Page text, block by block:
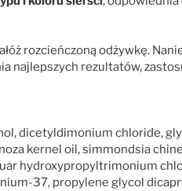
rozcieńczoną odżywkę.
najlepszych rezultatów,
dicetyldimonium chloride,
kernel oil, simmondsia
hydroxypropyltrimonium
37, propylene glycol